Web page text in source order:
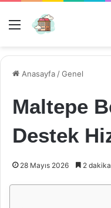
Menü
Anasayfa /Genel
Maltepe
Destek
28 Mayıs 2026 2